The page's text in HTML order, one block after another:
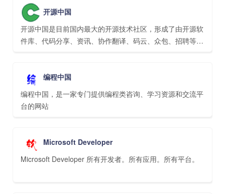
开源中国
开源中国是目前国内最大的开源技术社区，形成了由开源软
件库、代码分享、资讯、协作翻译、码云、众包、招聘等几
编程中国
编程中国，是一家专门提供编程类咨询、学习资源和交流平
台的网站
Microsoft Developer
Microsoft Developer 所有开发者。所有应用。所有平台。